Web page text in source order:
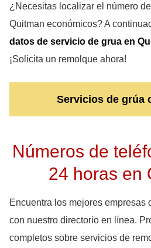
¿Necesitas localizar el número
Quitman económicos? A
datos de servicio de grua en
¡Solicita un remolque ahora!
Servicios de grúa
Números de
24 horas en
Encuentra los mejores empresas
con nuestro directorio en línea.
completos sobre servicios de